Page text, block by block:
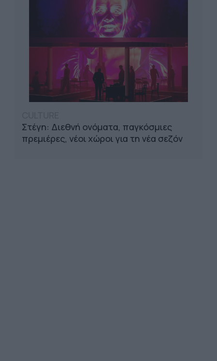
Στέγη: Διεθνή ονόματα, παγκόσμιες
πρεμιέρες, νέοι χώροι για τη νέα σεζόν